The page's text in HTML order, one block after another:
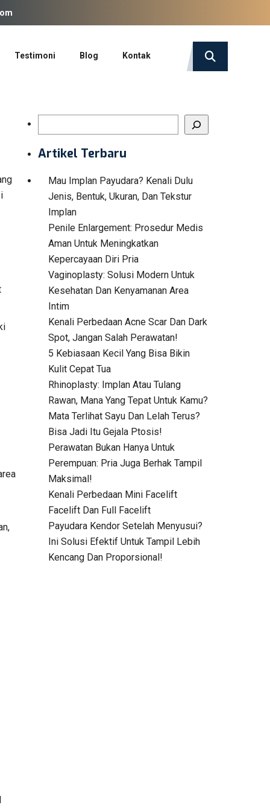
Testimoni Blog Kontak
Artikel Terbaru
Mau Implan Payudara? Kenali Dulu
Jenis, Bentuk, Ukuran, Dan Tekstur
Implan
Penile Enlargement: Prosedur Medis
Aman Untuk Meningkatkan
Kepercayaan Diri Pria
Vaginoplasty: Solusi Modern Untuk
Kesehatan Dan Kenyamanan Area
Intim
Kenali Perbedaan Acne Scar Dan Dark
Spot, Jangan Salah Perawatan!
5 Kebiasaan Kecil Yang Bisa Bikin
Kulit Cepat Tua
Rhinoplasty: Implan Atau Tulang
Rawan, Mana Yang Tepat Untuk Kamu?
Mata Terlihat Sayu Dan Lelah Terus?
Bisa Jadi Itu Gejala Ptosis!
Perawatan Bukan Hanya Untuk
Perempuan: Pria Juga Berhak Tampil
Maksimal!
Kenali Perbedaan Mini Facelift
Facelift Dan Full Facelift
Payudara Kendor Setelah Menyusui?
Ini Solusi Efektif Untuk Tampil Lebih
Kencang Dan Proporsional!